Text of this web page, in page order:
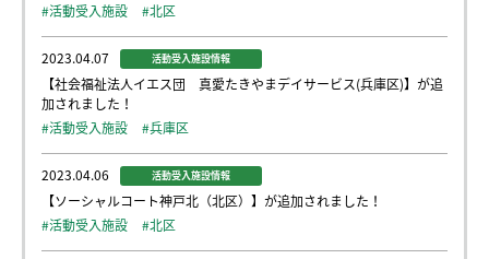
#活動受入施設
#北区
2023.04.07 活動受入施設情報
【社会福祉法人イエス団 真愛たきやまデイサービス(兵庫区)】が追
加されました！
#活動受入施設
#兵庫区
2023.04.06 活動受入施設情報
【ソーシャルコート神戸北（北区）】が追加されました！
#活動受入施設
#北区